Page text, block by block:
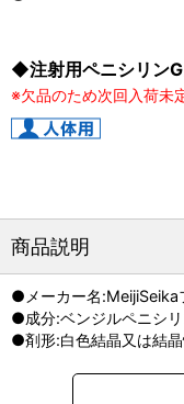
◆注射用ペニシリン
※欠品のため次回入荷未
商品説明
●メーカー名:MeijiSeika
●成分:ベンジルペニシ
●剤形:白色結晶又は結